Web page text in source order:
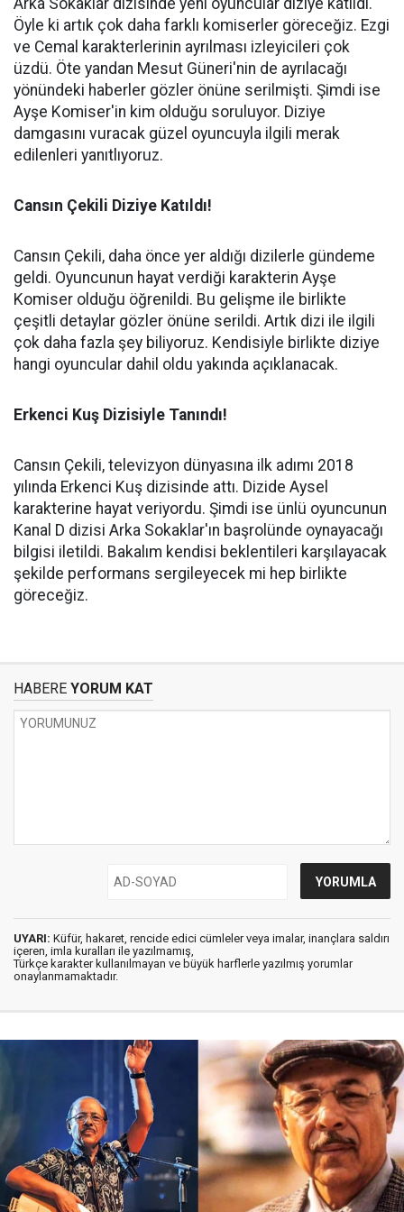
Arka Sokaklar dizisinde yeni oyuncular diziye katıldı.
Öyle ki artık çok daha farklı komiserler göreceğiz. Ezgi
ve Cemal karakterlerinin ayrılması izleyicileri çok
üzdü. Öte yandan Mesut Güneri'nin de ayrılacağı
yönündeki haberler gözler önüne serilmişti. Şimdi ise
Ayşe Komiser'in kim olduğu soruluyor. Diziye
damgasını vuracak güzel oyuncuyla ilgili merak
edilenleri yanıtlıyoruz.
Cansın Çekili Diziye Katıldı!
Cansın Çekili, daha önce yer aldığı dizilerle gündeme
geldi. Oyuncunun hayat verdiği karakterin Ayşe
Komiser olduğu öğrenildi. Bu gelişme ile birlikte
çeşitli detaylar gözler önüne serildi. Artık dizi ile ilgili
çok daha fazla şey biliyoruz. Kendisiyle birlikte diziye
hangi oyuncular dahil oldu yakında açıklanacak.
Erkenci Kuş Dizisiyle Tanındı!
Cansın Çekili, televizyon dünyasına ilk adımı 2018
yılında Erkenci Kuş dizisinde attı. Dizide Aysel
karakterine hayat veriyordu. Şimdi ise ünlü oyuncunun
Kanal D dizisi Arka Sokaklar'ın başrolünde oynayacağı
bilgisi iletildi. Bakalım kendisi beklentileri karşılayacak
şekilde performans sergileyecek mi hep birlikte
göreceğiz.
HABERE YORUM KAT
UYARI: Küfür, hakaret, rencide edici cümleler veya imalar, inançlara saldırı
içeren, imla kuralları ile yazılmamış,
Türkçe karakter kullanılmayan ve büyük harflerle yazılmış yorumlar
onaylanmamaktadır.